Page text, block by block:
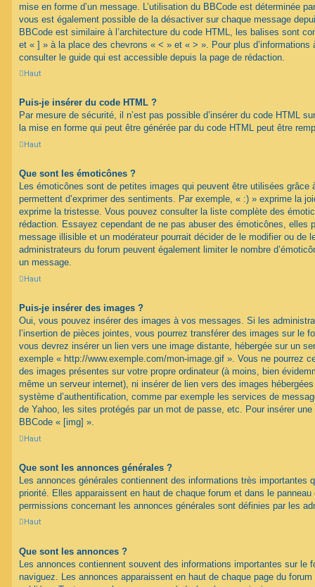
mise en forme d’un message. L’utilisation du BBCode est déterminée
vous est également possible de la désactiver sur chaque message
BBCode est similaire à l’architecture du code HTML, les balises sont
et « ] » à la place des chevrons « < » et « > ». Pour plus d’informations
consulter le guide qui est accessible depuis la page de rédaction.
Haut
Puis-je insérer du code HTML ?
Par mesure de sécurité, il n’est pas possible d’insérer du code HTML
la mise en forme qui peut être générée par du code HTML peut être
Haut
Que sont les émoticônes ?
Les émoticônes sont de petites images qui peuvent être utilisées grâce
permettent d’exprimer des sentiments. Par exemple, « :) » exprime la
exprime la tristesse. Vous pouvez consulter la liste complète des
rédaction. Essayez cependant de ne pas abuser des émoticônes, elles
message illisible et un modérateur pourrait décider de le modifier ou de
administrateurs du forum peuvent également limiter le nombre
un message.
Haut
Puis-je insérer des images ?
Oui, vous pouvez insérer des images à vos messages. Si les
l’insertion de pièces jointes, vous pourrez transférer des images sur le
vous devrez insérer un lien vers une image distante, hébergée sur un
exemple « http://www.exemple.com/mon-image.gif ». Vous ne pourrez
des images présentes sur votre propre ordinateur (à moins, bien
même un serveur internet), ni insérer de lien vers des images
système d’authentification, comme par exemple les services de
de Yahoo, les sites protégés par un mot de passe, etc. Pour insérer
BBCode « [img] ».
Haut
Que sont les annonces générales ?
Les annonces générales contiennent des informations très importantes
priorité. Elles apparaissent en haut de chaque forum et dans le panneau
permissions concernant les annonces générales sont définies par les
Haut
Que sont les annonces ?
Les annonces contiennent souvent des informations importantes sur le
naviguez. Les annonces apparaissent en haut de chaque page du